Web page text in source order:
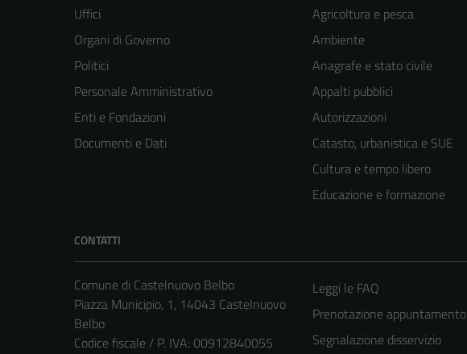
Uffici
Organi di Governo
Politici
Personale Amministrativo
Enti e Fondazioni
Documenti e Dati
Agricoltura e pesca
Ambiente
Anagrafe e stato civile
Appalti pubblici
Autorizzazioni
Catasto, urbanistica e SUE
Cultura e tempo libero
Educazione e formazione
CONTATTI
Comune di Castelnuovo Belbo
Piazza Municipio, 1, 14043 Castelnuovo
Belbo
Codice fiscale / P. IVA: 00912840055
Leggi le FAQ
Prenotazione appuntamento
Segnalazione disservizio